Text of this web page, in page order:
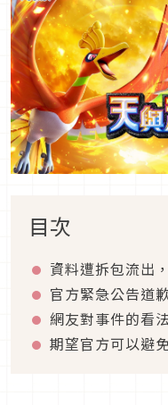
目次
資料遭拆包流出
官方緊急公告道
網友對事件的看
期望官方可以避